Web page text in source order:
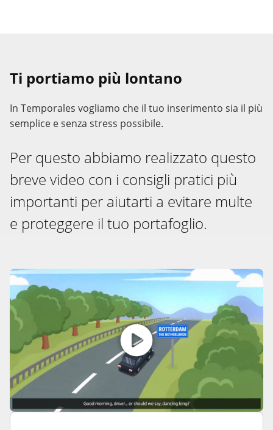
Ti portiamo più lontano
In Temporales vogliamo che il tuo inserimento sia il più
semplice e senza stress possibile.
Per questo abbiamo realizzato questo
breve video con i consigli pratici più
importanti per aiutarti a evitare multe
e proteggere il tuo portafoglio.